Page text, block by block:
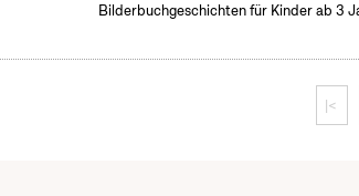
Bilderbuchgeschichten für Kinder ab 3
|<